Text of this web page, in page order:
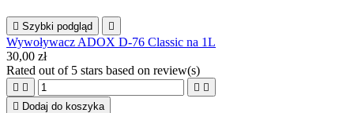
 Szybki podgląd 
Wywoływacz ADOX D-76 Classic na 1L
30,00 zł
Rated out of 5 stars based on review(s)
   
 Dodaj do koszyka